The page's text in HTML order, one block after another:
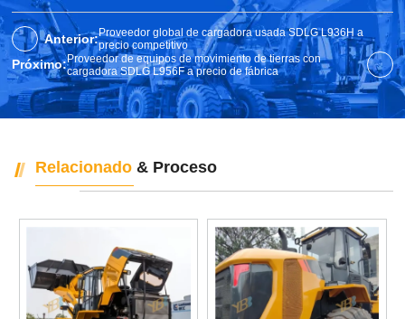
Anterior:Proveedor global de cargadora usada SDLG L936H a
precio competitivo
Próximo:Proveedor de equipos de movimiento de tierras con
cargadora SDLG L956F a precio de fábrica
Relacionado & Proceso